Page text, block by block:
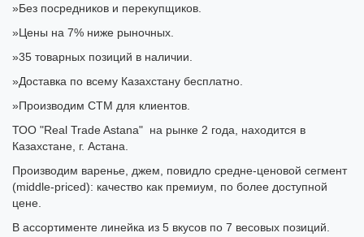
»Без посредников и перекупщиков.
»Цены на 7% ниже рыночных.
»35 товарных позиций в наличии.
»Доставка по всему Казахстану бесплатно.
»Производим СТМ для клиентов.
ТОО "Real Trade Astana" на рынке 2 года, находится в
Казахстане, г. Астана.
Производим варенье, джем, повидло средне-ценовой сегмент
(middle-priced): качество как премиум, по более доступной
цене.
В ассортименте линейка из 5 вкусов по 7 весовых позиций.